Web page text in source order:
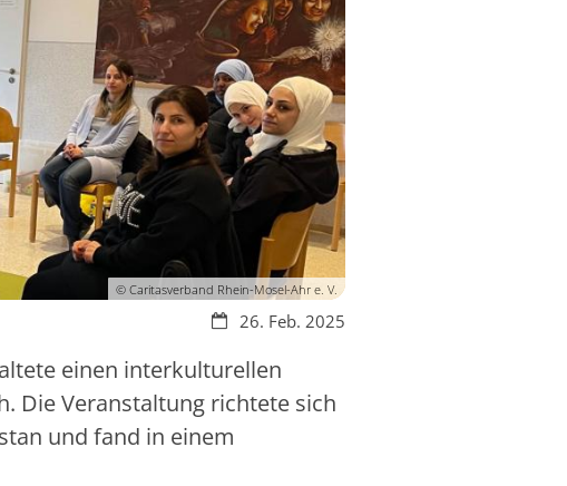
© Caritasverband Rhein-Mosel-Ahr e. V.
Datum:26. Feb. 2025
einen interkulturellen
Die Veranstaltung richtete sich
und fand in einem